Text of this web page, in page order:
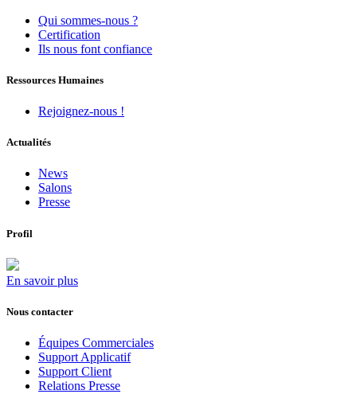
Qui sommes-nous ?
Certification
Ils nous font confiance
Ressources Humaines
Rejoignez-nous !
Actualités
News
Salons
Presse
Profil
En savoir plus
Nous contacter
Équipes Commerciales
Support Applicatif
Support Client
Relations Presse